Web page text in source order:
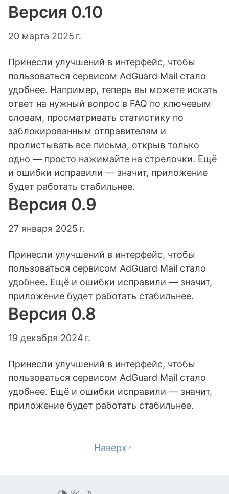
Версия 0.10
20 марта 2025 г.
Принесли улучшений в интерфейс, чтобы
пользоваться сервисом AdGuard Mail стало
удобнее. Например, теперь вы можете искать
ответ на нужный вопрос в FAQ по ключевым
словам, просматривать статистику по
заблокированным отправителям и
пролистывать все письма, открыв только
одно — просто нажимайте на стрелочки. Ещё
и ошибки исправили — значит, приложение
будет работать стабильнее.
Версия 0.9
27 января 2025 г.
Принесли улучшений в интерфейс, чтобы
пользоваться сервисом AdGuard Mail стало
удобнее. Ещё и ошибки исправили — значит,
приложение будет работать стабильнее.
Версия 0.8
19 декабря 2024 г.
Принесли улучшений в интерфейс, чтобы
пользоваться сервисом AdGuard Mail стало
удобнее. Ещё и ошибки исправили — значит,
приложение будет работать стабильнее.
Наверх